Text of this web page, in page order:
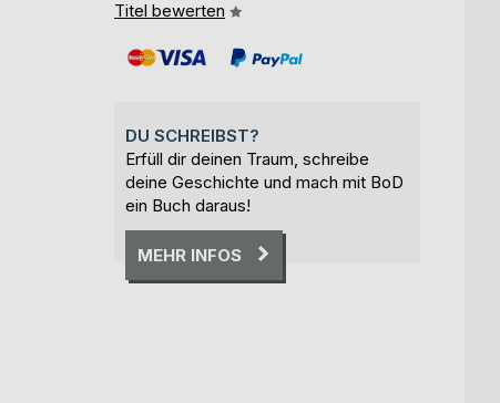
Titel bewerten
DU SCHREIBST?
Erfüll dir deinen Traum, schreibe
deine Geschichte und mach mit BoD
ein Buch daraus!
MEHR INFOS